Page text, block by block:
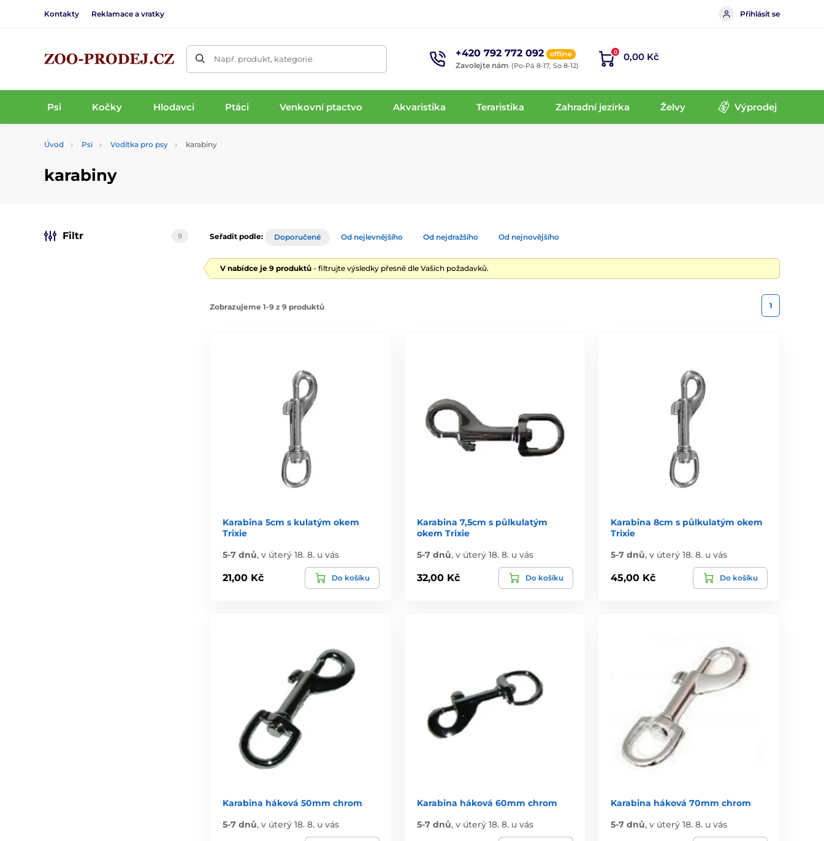
Kontakty Reklamace a vratky Přihlásit se
Např. produkt, kategorie +420 792 772 092 offline
Zavolejte nám (Po-Pá 8-17, So 8-12)
0 0,00 Kč
Psi Kočky Hlodavci Ptáci Venkovní ptactvo Akvaristika Teraristika Zahradní jezírka Želvy Výprodej
Úvod Psi Vodítka pro psy karabiny
karabiny
Filtr 9 Seřadit podle: Doporučené Od nejlevnějšího Od nejdražšího Od nejnovějšího
V nabídce je 9 produktů - filtrujte výsledky přesně dle Vašich požadavků.
Zobrazujeme 1-9 z 9 produktů 1
Karabina 5cm s kulatým okem
Trixie
5-7 dnů, v úterý 18. 8. u vás
21,00 Kč Do košíku
Karabina 7,5cm s půlkulatým
okem Trixie
5-7 dnů, v úterý 18. 8. u vás
32,00 Kč Do košíku
Karabina 8cm s půlkulatým okem
Trixie
5-7 dnů,v úterý 18. 8. u vás
45,00 Kč Do košíku
Karabina háková 50mm chrom
5-7 dnů, v úterý 18. 8. u vás
Karabina háková 60mm chrom
5-7 dnů, v úterý 18. 8. u vás
Karabina háková 70mm chrom
5-7 dnů,v úterý 18. 8. u vás